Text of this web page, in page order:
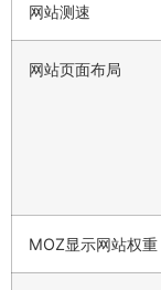
网站测速
网站页面布局
MOZ显示网站权重